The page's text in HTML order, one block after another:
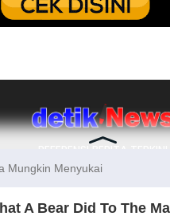
REFERENSI BERITA TERKINI